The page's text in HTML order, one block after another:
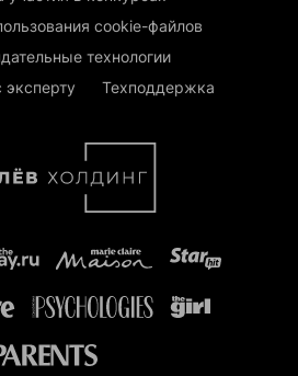
cookie-файлов
технологии
эксперту
Техподдержка